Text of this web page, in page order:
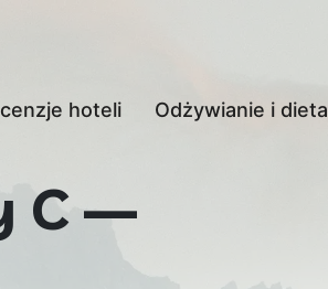
hoteli Odżywianie i dieta
C —